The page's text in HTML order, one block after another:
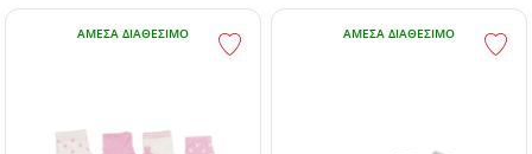
ΆΜΕΣΑ ΔΙΑΘΈΣΙΜΟ ΆΜΕΣΑ ΔΙΑΘΈΣΙΜΟ